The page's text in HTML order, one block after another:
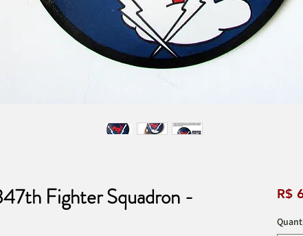
Fighter Squadron -
R$